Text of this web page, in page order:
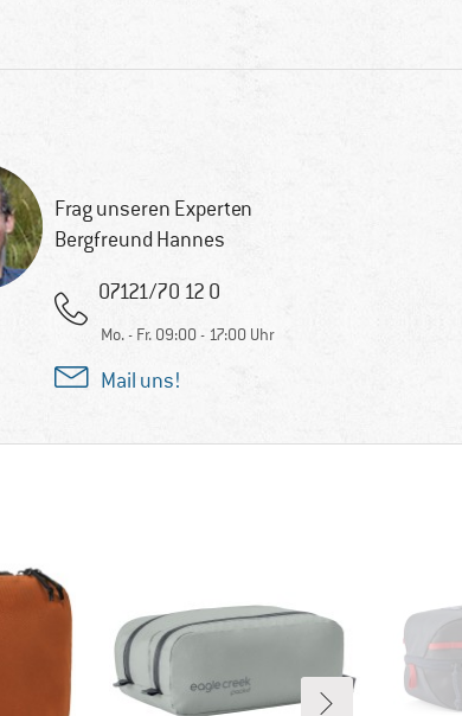
Frag unseren Experten
Bergfreund Hannes
07121/70 12 0
Mo. - Fr. 09:00 - 17:00 Uhr
Mail uns!